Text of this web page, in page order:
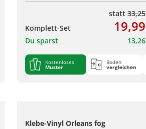
statt 33,25
Komplett-Set 19,99
Du sparst 13,26
Kostenloses
Muster
Boden
vergleichen
Klebe-Vinyl Orleans fog